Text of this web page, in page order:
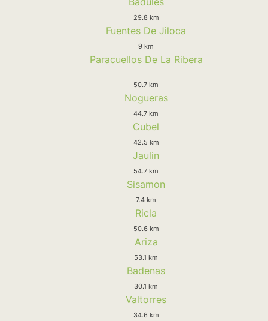
29.8 km
Fuentes De Jiloca
9 km
Paracuellos De La Ribera
50.7 km
Nogueras
44.7 km
Cubel
42.5 km
Jaulin
54.7 km
Sisamon
7.4 km
Ricla
50.6 km
Ariza
53.1 km
Badenas
30.1 km
Valtorres
34.6 km